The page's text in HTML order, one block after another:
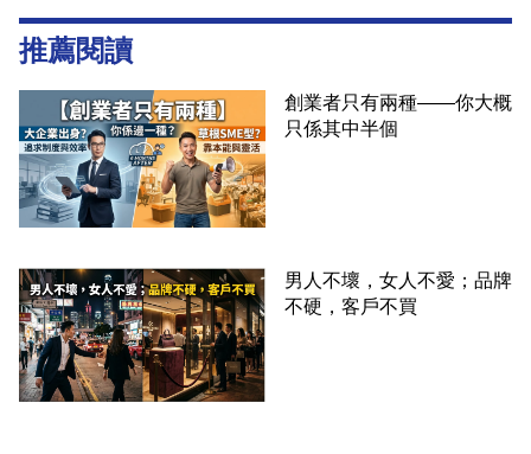
推薦閱讀
創業者只有兩種——你大概
只係其中半個
男人不壞，女人不愛；品牌
不硬，客戶不買